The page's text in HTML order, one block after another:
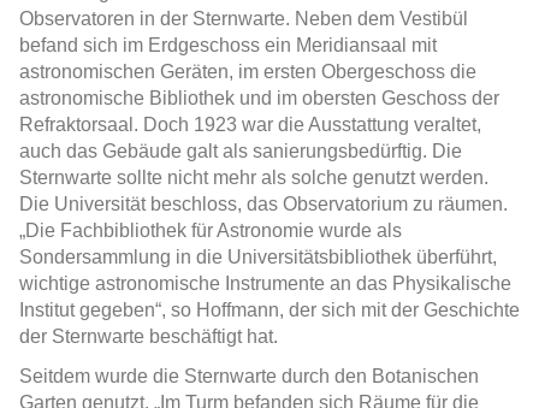
Observatoren in der Sternwarte. Neben dem Vestibül
befand sich im Erdgeschoss ein Meridiansaal mit
astronomischen Geräten, im ersten Obergeschoss die
astronomische Bibliothek und im obersten Geschoss der
Refraktorsaal. Doch 1923 war die Ausstattung veraltet,
auch das Gebäude galt als sanierungsbedürftig. Die
Sternwarte sollte nicht mehr als solche genutzt werden.
Die Universität beschloss, das Observatorium zu räumen.
„Die Fachbibliothek für Astronomie wurde als
Sondersammlung in die Universitätsbibliothek überführt,
wichtige astronomische Instrumente an das Physikalische
Institut gegeben“, so Hoffmann, der sich mit der Geschichte
der Sternwarte beschäftigt hat.
Seitdem wurde die Sternwarte durch den Botanischen
Garten genutzt. „Im Turm befanden sich Räume für die